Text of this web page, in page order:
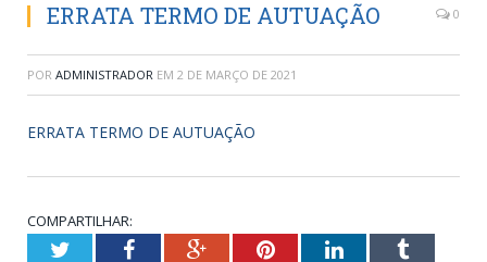
ERRATA TERMO DE AUTUAÇÃO 0
POR ADMINISTRADOR EM 2 DE MARÇO DE 2021
ERRATA TERMO DE AUTUAÇÃO
COMPARTILHAR:
TwitterFacebookGoogle+PinterestLinkedInTumblr